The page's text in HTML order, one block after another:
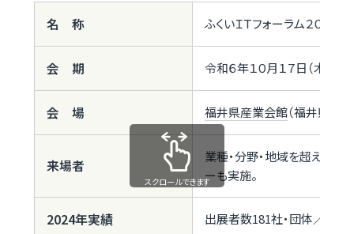
名 称 ふくいＩＴフォーラム２０２４
会 期 令和６年１０月１７日（木）～
会 場 福井県産業会館（福井県福
来場者
業種・分野・地域を超え、様
ーも実施。
2024年実績 出展者数181社・団体／登
スクロールできます